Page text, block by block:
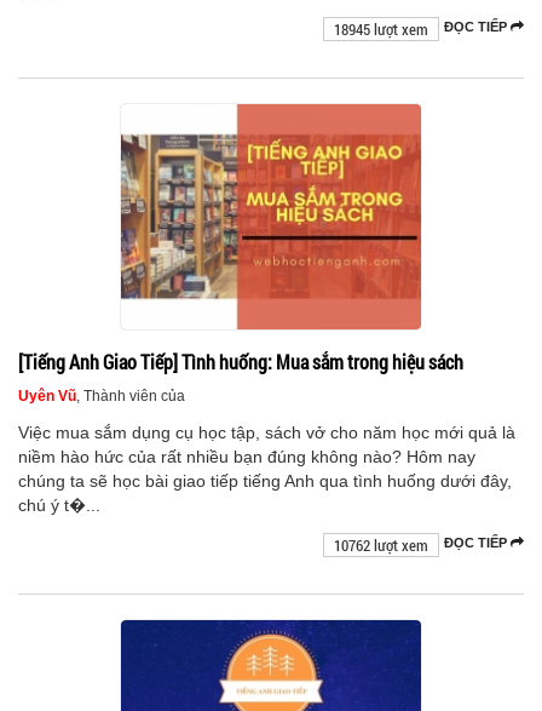
ĐỌC TIẾP
18945 lượt xem
[Tiếng Anh Giao Tiếp] Tình huống: Mua sắm trong hiệu sách
Uyên Vũ , Thành viên của
Việc mua sắm dụng cụ học tập, sách vở cho năm học mới quả là
niềm hào hức của rất nhiều bạn đúng không nào? Hôm nay
chúng ta sẽ học bài giao tiếp tiếng Anh qua tình huống dưới đây,
chú ý t�...
ĐỌC TIẾP
10762 lượt xem